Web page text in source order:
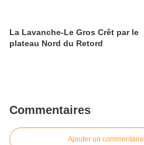
La Lavanche-Le Gros Crêt par le
plateau Nord du Retord
Commentaires
Ajouter un commentaire